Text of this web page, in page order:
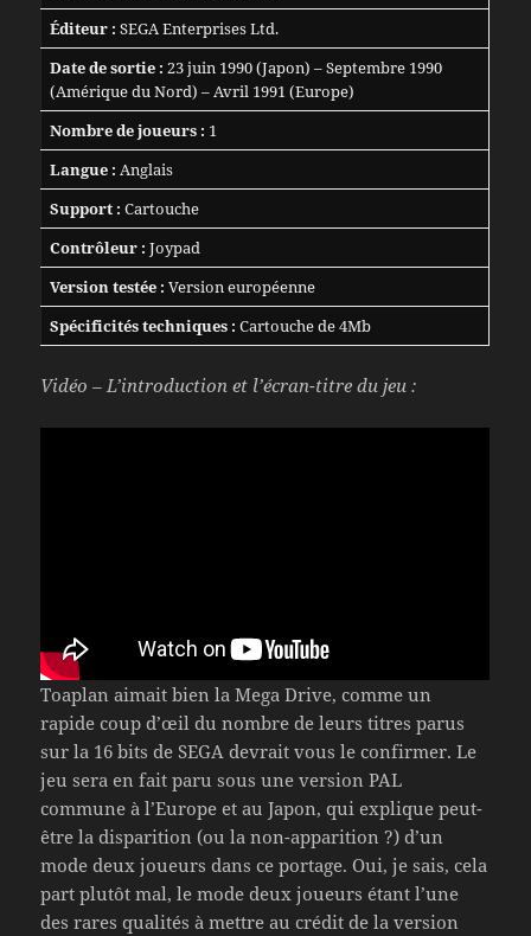
Éditeur : SEGA Enterprises Ltd.
Date de sortie : 23 juin 1990 (Japon) – Septembre 1990
(Amérique du Nord) – Avril 1991 (Europe)
Nombre de joueurs : 1
Langue : Anglais
Support : Cartouche
Contrôleur : Joypad
Version testée : Version européenne
Spécificités techniques : Cartouche de 4Mb
Vidéo – L’introduction et l’écran-titre du jeu :
Toaplan aimait bien la Mega Drive, comme un
rapide coup d’œil du nombre de leurs titres parus
sur la 16 bits de SEGA devrait vous le confirmer. Le
jeu sera en fait paru sous une version PAL
commune à l’Europe et au Japon, qui explique peut-
être la disparition (ou la non-apparition ?) d’un
mode deux joueurs dans ce portage. Oui, je sais, cela
part plutôt mal, le mode deux joueurs étant l’une
des rares qualités à mettre au crédit de la version